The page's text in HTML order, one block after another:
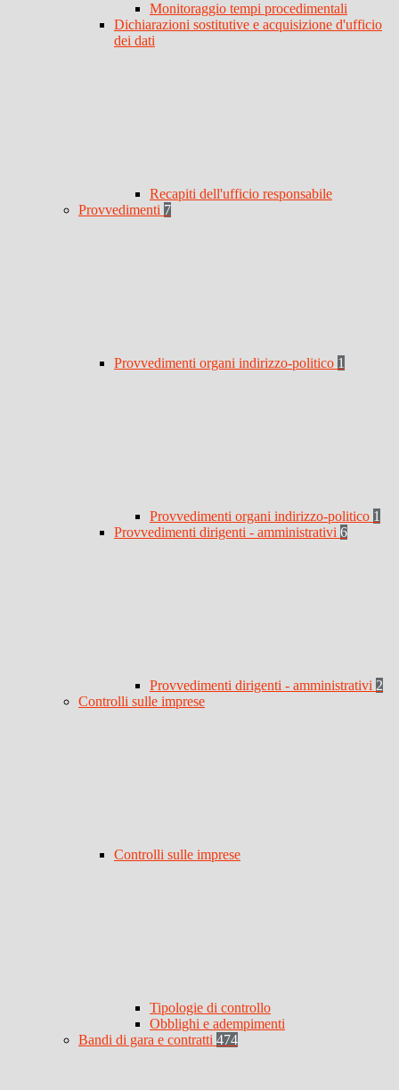
Monitoraggio tempi procedimentali
Dichiarazioni sostitutive e acquisizione d'ufficio
dei dati
Recapiti dell'ufficio responsabile
Provvedimenti 7
Provvedimenti organi indirizzo-politico 1
Provvedimenti organi indirizzo-politico 1
Provvedimenti dirigenti - amministrativi 6
Provvedimenti dirigenti - amministrativi 2
Controlli sulle imprese
Controlli sulle imprese
Tipologie di controllo
Obblighi e adempimenti
Bandi di gara e contratti 474